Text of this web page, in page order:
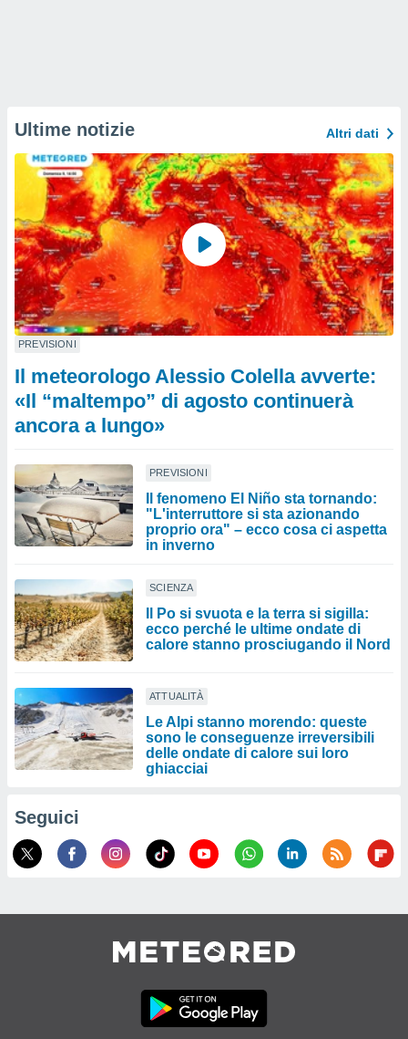
Ultime notizie Altri dati
PREVISIONI
Il meteorologo Alessio Colella avverte:
«Il “maltempo” di agosto continuerà
ancora a lungo»
PREVISIONI
Il fenomeno El Niño sta tornando:
"L'interruttore si sta azionando
proprio ora" – ecco cosa ci aspetta
in inverno
SCIENZA
Il Po si svuota e la terra si sigilla:
ecco perché le ultime ondate di
calore stanno prosciugando il Nord
ATTUALITÀ
Le Alpi stanno morendo: queste
sono le conseguenze irreversibili
delle ondate di calore sui loro
ghiacciai
Seguici